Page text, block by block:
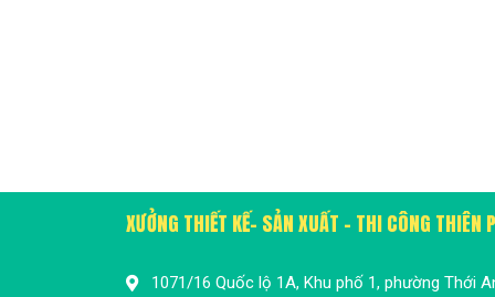
XƯỞNG THIẾT KẾ- SẢN XUẤT - THI CÔNG THIÊN
1071/16 Quốc lộ 1A, Khu phố 1, phường Thới